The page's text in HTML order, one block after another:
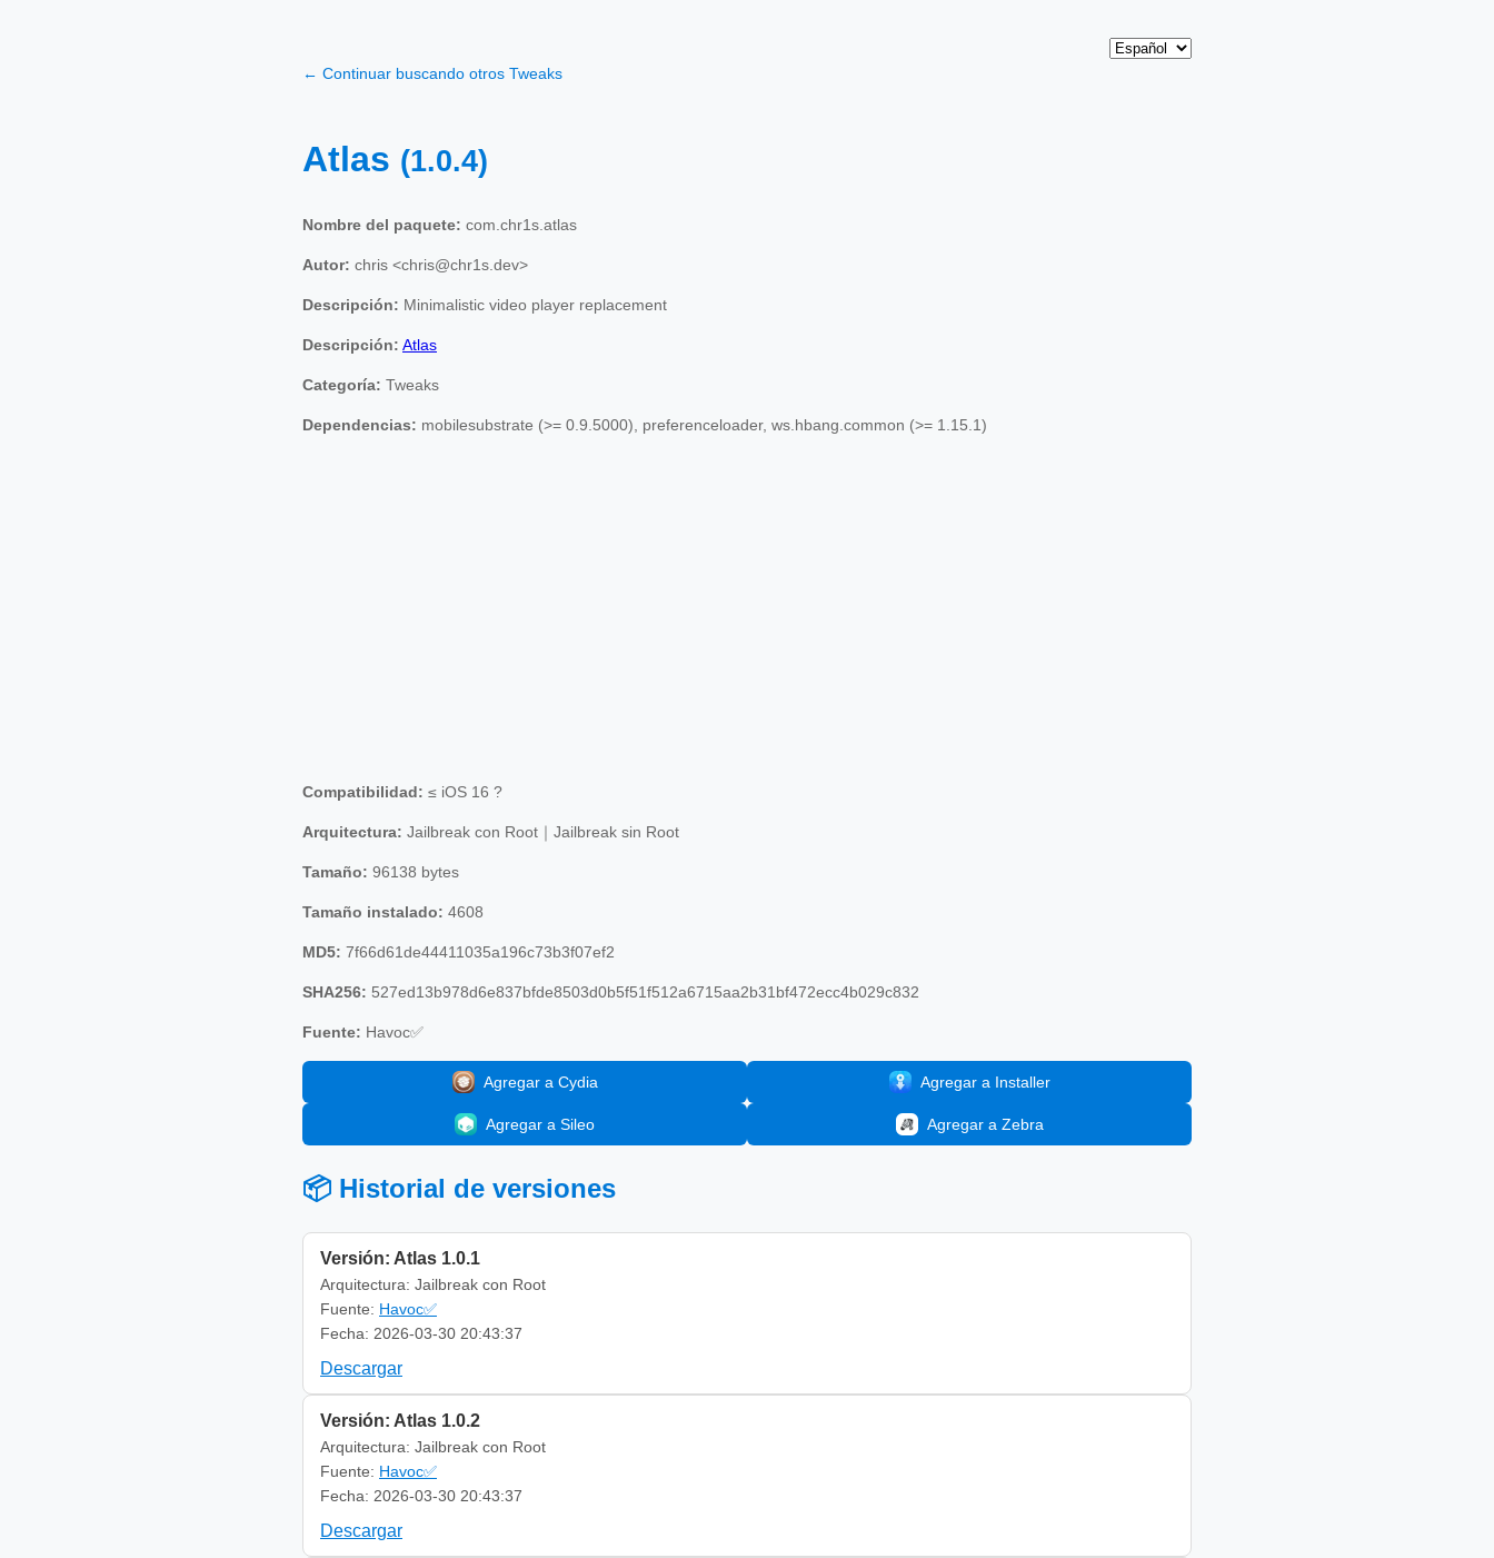
← Continuar buscando otros Tweaks
Atlas (1.0.4)
Nombre del paquete: com.chr1s.atlas
Autor: chris <chris@chr1s.dev>
Descripción: Minimalistic video player replacement
Descripción: Atlas
Categoría: Tweaks
Dependencias: mobilesubstrate (>= 0.9.5000), preferenceloader, ws.hbang.common (>= 1.15.1)
Compatibilidad: ≤ iOS 16 ?
Arquitectura: Jailbreak con Root｜Jailbreak sin Root
Tamaño: 96138 bytes
Tamaño instalado: 4608
MD5: 7f66d61de44411035a196c73b3f07ef2
SHA256: 527ed13b978d6e837bfde8503d0b5f51f512a6715aa2b31bf472ecc4b029c832
Fuente: Havoc✅
Agregar a Cydia Agregar a Installer
Agregar a Sileo Agregar a Zebra
📦 Historial de versiones
Versión: Atlas 1.0.1
Arquitectura: Jailbreak con Root
Fuente: Havoc✅
Fecha: 2026-03-30 20:43:37
Descargar
Versión: Atlas 1.0.2
Arquitectura: Jailbreak con Root
Fuente: Havoc✅
Fecha: 2026-03-30 20:43:37
Descargar